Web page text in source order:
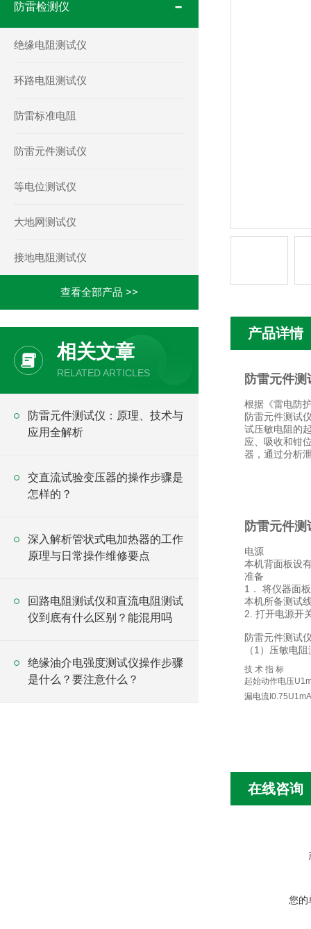
防雷检测仪
绝缘电阻测试仪
环路电阻测试仪
防雷标准电阻
防雷元件测试仪
等电位测试仪
大地网测试仪
接地电阻测试仪
查看全部产品 >>
相关文章
RELATED ARTICLES
防雷元件测试仪：原理、技术与
应用全解析
交直流试验变压器的操作步骤是
怎样的？
深入解析管状式电加热器的工作
原理与日常操作维修要点
回路电阻测试仪和直流电阻测试
仪到底有什么区别？能混用吗
绝缘油介电强度测试仪操作步骤
是什么？要注意什么？
产品详情
防雷元件
根据《雷电防
防雷元件测试
试压敏电阻的
应、吸收和钳
器，通过分析
防雷元件
电源
本机背面板设
准备
1． 将仪器面
本机所备测试
2. 打开电源开
防雷元件测试
（1）压敏电
技 术 指 标
起始动作电压
漏电流I0.75U1mA
在线咨询
您的